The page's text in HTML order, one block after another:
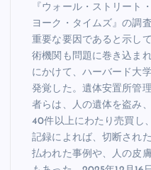
『ウォール・ストリート
ヨーク・タイムズ』の調
重要な要因であると示し
術機関も問題に巻き込ま
にかけて、ハーバード大
発覚した。遺体安置所管
者らは、人の遺体を盗み
40件以上にわたり売買し
記録によれば、切断され
払われた事例や、人の皮